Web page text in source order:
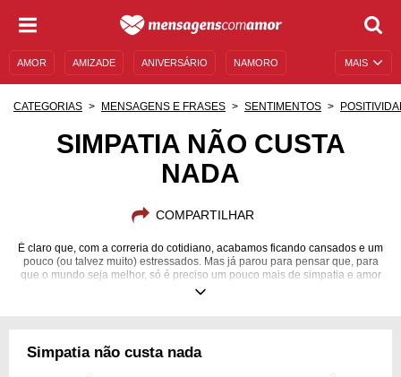
MAIS
AMOR AMIZADE ANIVERSÁRIO NAMORO
MENSAGENS DE ANIVERSÁRIO
CATEGORIAS MENSAGENS E FRASES SENTIMENTOS
SIMPATIA NÃO CUSTA
NADA
COMPARTILHAR
É claro que, com a correria do cotidiano, acabamos ficando cansados e um
pouco (ou talvez muito) estressados. Mas já parou para pensar que, para
que o mundo seja melhor, só é preciso um pouco mais de simpatia e amor
no coração de cada um?
Simpatia não custa nada